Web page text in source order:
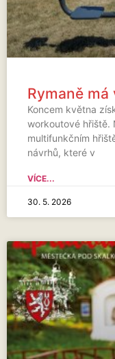
Rymaně
Koncem května
workoutové hřiště.
multifunkčním
návrhů, které v
VÍCE...
30. 5. 2026